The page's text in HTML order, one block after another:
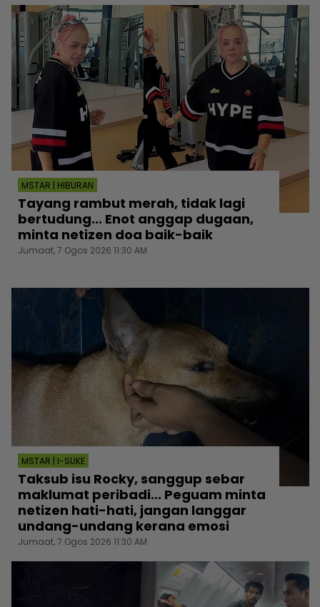
MSTAR | HIBURAN
Tayang rambut merah, tidak lagi
bertudung... Enot anggap dugaan,
minta netizen doa baik-baik
Jumaat, 7 Ogos 2026 11:30 AM
MSTAR | I-SUKE
Taksub isu Rocky, sanggup sebar
maklumat peribadi... Peguam minta
netizen hati-hati, jangan langgar
undang-undang kerana emosi
Jumaat, 7 Ogos 2026 11:30 AM